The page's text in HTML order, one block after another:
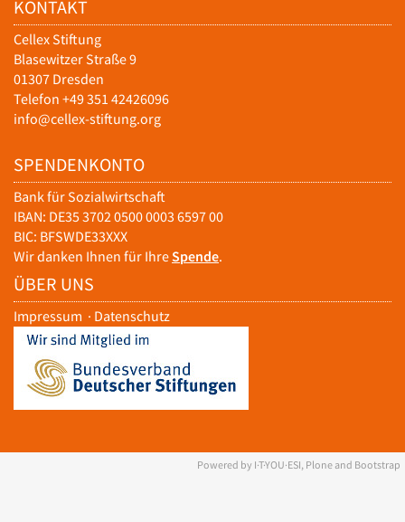
KONTAKT
Cellex Stiftung
Blasewitzer Straße 9
01307 Dresden
Telefon +49 351 42426096
info@cellex-stiftung.org
SPENDENKONTO
Bank für Sozialwirtschaft
IBAN: DE35 3702 0500 0003 6597 00
BIC: BFSWDE33XXX
Wir danken Ihnen für IhreSpende.
ÜBER UNS
Impressum · Datenschutz
Powered by I·T·YOU·ESI, Plone and Bootstrap